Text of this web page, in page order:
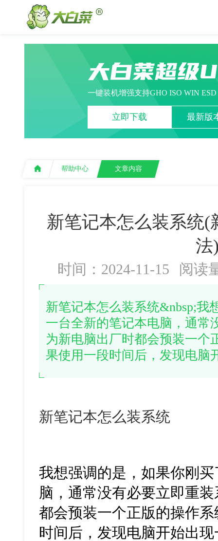
大白菜超级
一键装机增强支持GHO ISO WIN
立即下载 最新版
帮助中心 文章内容
新笔记本怎么装系统
法
时间：2024-11-15 阅读
新笔记本怎么装系统&nbsp;我
一台全新的笔记本电脑，通常
为新电脑出厂时都会预装一个
果使用一段时间后，发现电脑
新笔记本怎么装系统
我想强调的是，如果你刚
脑，通常没有必要立即重
都会预装一个正版的操作
时间后，发现电脑开始出